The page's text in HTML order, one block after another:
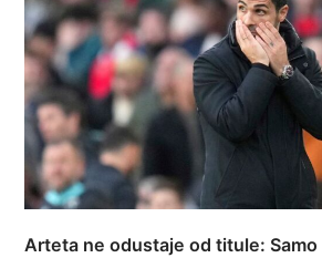
Arteta ne odustaje od titule: